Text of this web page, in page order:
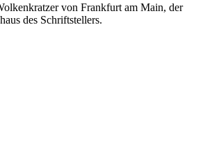
von Frankfurt am Main, der
des Schriftstellers.